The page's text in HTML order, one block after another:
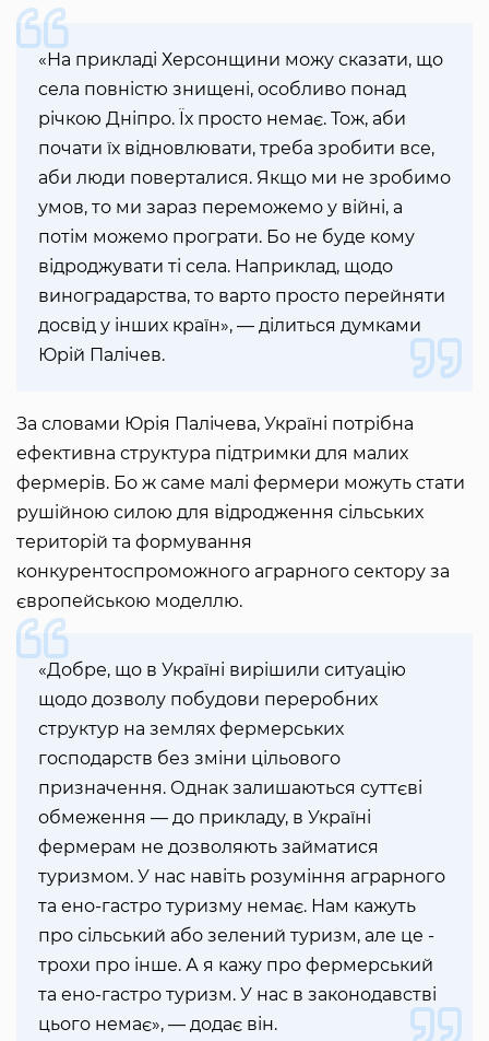
«На прикладі Херсонщини можу сказати, що
села повністю знищені, особливо понад
річкою Дніпро. Їх просто немає. Тож, аби
почати їх відновлювати, треба зробити все,
аби люди поверталися. Якщо ми не зробимо
умов, то ми зараз переможемо у війні, а
потім можемо програти. Бо не буде кому
відроджувати ті села. Наприклад, щодо
виноградарства, то варто просто перейняти
досвід у інших країн», — ділиться думками
Юрій Палічев.
За словами Юрія Палічева, Україні потрібна
ефективна структура підтримки для малих
фермерів. Бо ж саме малі фермери можуть стати
рушійною силою для відродження сільських
територій та формування
конкурентоспроможного аграрного сектору за
європейською моделлю.
«Добре, що в Україні вирішили ситуацію
щодо дозволу побудови переробних
структур на землях фермерських
господарств без зміни цільового
призначення. Однак залишаються суттєві
обмеження — до прикладу, в Україні
фермерам не дозволяють займатися
туризмом. У нас навіть розуміння аграрного
та ено-гастро туризму немає. Нам кажуть
про сільський або зелений туризм, але це -
трохи про інше. А я кажу про фермерський
та ено-гастро туризм. У нас в законодавстві
цього немає», — додає він.